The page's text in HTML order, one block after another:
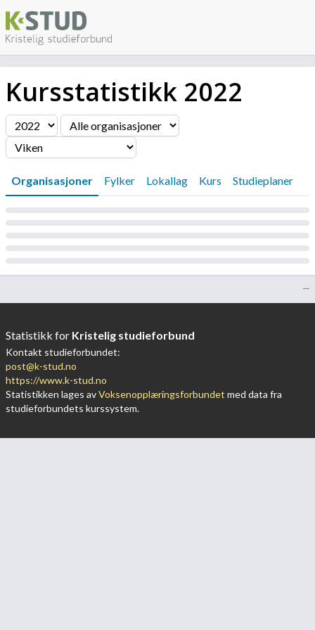
Kursstatistikk 2022
Filter
Organisasjoner Fylker Lokallag Kurs Studieplaner
...
Statistikk for Kristelig studieforbund
Kontakt studieforbundet:
post@k-stud.no
https://www.k-stud.no
Statistikken lages avVoksenopplæringsforbundet med data fra
studieforbundets kurssystem.